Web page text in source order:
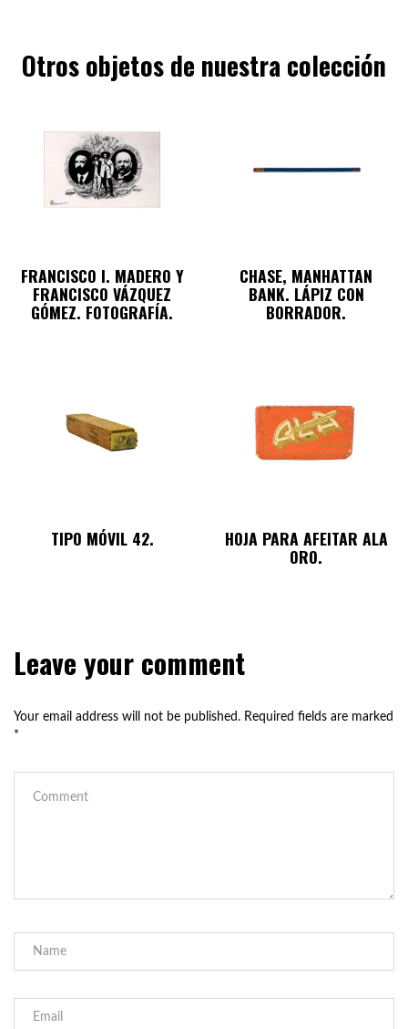
Otros objetos de nuestra colección
FRANCISCO I. MADERO Y
FRANCISCO VÁZQUEZ
GÓMEZ. FOTOGRAFÍA.
CHASE, MANHATTAN
BANK. LÁPIZ CON
BORRADOR.
TIPO MÓVIL 42. HOJA PARA AFEITAR ALA
ORO.
Leave your comment
Your email address will not be published. Required fields are marked
*